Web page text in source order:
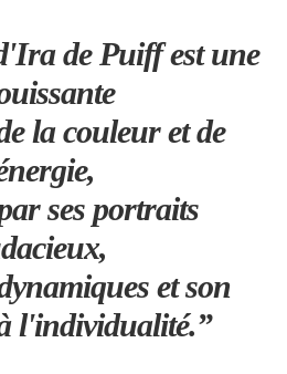
de Puiff est une
la couleur et de
ses portraits
et son
l'individualité.”